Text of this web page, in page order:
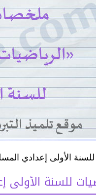
الأولى إعدادي
للسنة الأولى